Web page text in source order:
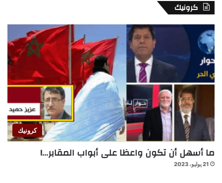
كرونيك
كرونيك
ما أسهل أن تكون واعظا على أبواب المقابر…!
21 يوليو، 2023